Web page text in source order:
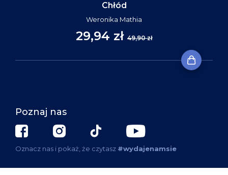
Chłód
Weronika Mathia
29,94 zł 49,90 zł
Poznaj nas
Oznacz nas i pokaż, że czytasz #wydajenamsie